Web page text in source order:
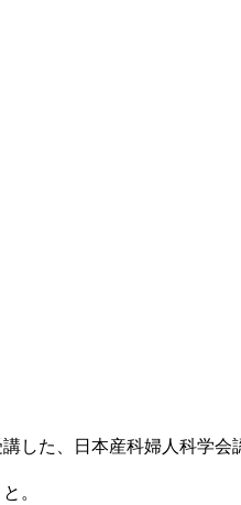
した、日本産科婦人科学会
。